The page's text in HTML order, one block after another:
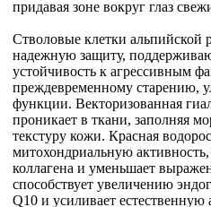
придавая зоне вокруг глаз
Стволовые клетки альпийской
надежную защиту,
устойчивость к агрессивным
преждевременному старению,
функции. Векторизованная
проникает в ткани, заполняя
текстуру кожи. Красная
митохондриальную
коллагена и уменьшает
способствует увеличению
Q10 и усиливает